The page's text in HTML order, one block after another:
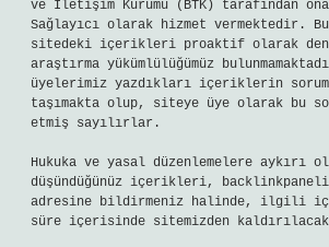
ve İletişim Kurumu (BTK) tarafından
Sağlayıcı olarak hizmet vermektedir.
sitedeki içerikleri proaktif olarak
araştırma yükümlülüğümüz
üyelerimiz yazdıkları içeriklerin
taşımakta olup, siteye üye olarak bu
etmiş sayılırlar.
Hukuka ve yasal düzenlemelere aykırı
düşündüğünüz içerikleri,
adresine bildirmeniz halinde, ilgili
süre içerisinde sitemizden